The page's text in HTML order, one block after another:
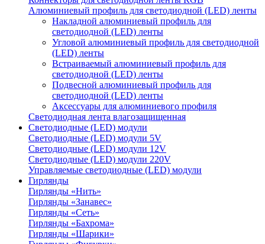
Алюминиевый профиль для светодиодной (LED) ленты
Накладной алюминиевый профиль для
светодиодной (LED) ленты
Угловой алюминиевый профиль для светодиодной
(LED) ленты
Встраиваемый алюминиевый профиль для
светодиодной (LED) ленты
Подвесной алюминиевый профиль для
светодиодной (LED) ленты
Аксессуары для алюминиевого профиля
Светодиодная лента влагозащищенная
Светодиодные (LED) модули
Светодиодные (LED) модули 5V
Светодиодные (LED) модули 12V
Светодиодные (LED) модули 220V
Управляемые светодиодные (LED) модули
Гирлянды
Гирлянды «Нить»
Гирлянды «Занавес»
Гирлянды «Сеть»
Гирлянды «Бахрома»
Гирлянды «Шарики»